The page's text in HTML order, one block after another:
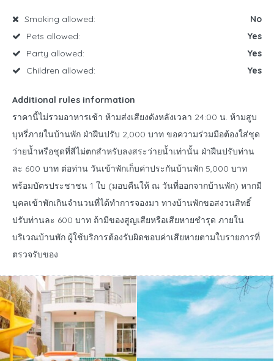
Smoking allowed:
No
Pets allowed:
Yes
Party allowed:
Yes
Children allowed:
Yes
Additional rules information
ราคานี้ไม่รวมอาหารเช้า ห้ามส่งเสียงดังหลังเวลา 24:00 น. ห้ามสูบ
บุหรี่ภายในบ้านพัก ฝ่าฝืนปรับ 2,000 บาท ขอความร่วมมือต้องใส่ชุด
ว่ายน้ำหรือชุดที่สีไม่ตกสำหรับลงสระว่ายน้ำเท่านั้น ฝ่าฝืนปรับท่าน
ละ 600 บาท ต่อท่าน วันเข้าพักเก็บค่าประกันบ้านพัก 5,000 บาท
พร้อมบัตรประชาชน 1 ใบ (มอบคืนให้ ณ วันที่ออกจากบ้านพัก) หากมี
บุคลเข้าพักเกินจำนวนที่ได้ทำการจองมา ทางบ้านพักขอสงวนสิทธิ์
ปรับท่านละ 600 บาท ถ้ามีของสูญเสียหรือเสียหายชำรุด ภายใน
บริเวณบ้านพัก ผู้ใช้บริการต้องรับผิดชอบค่าเสียหายตามใบรายการที่
ตรวจรับของ